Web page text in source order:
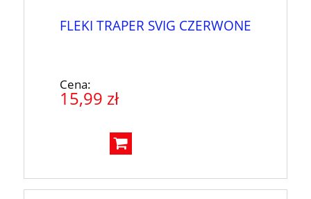
FLEKI TRAPER SVIG CZERWONE
Cena:
15,99 zł